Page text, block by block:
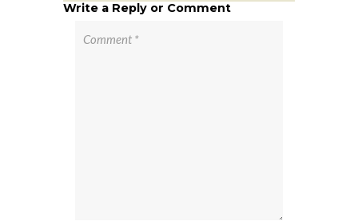
Write a Reply or Comment